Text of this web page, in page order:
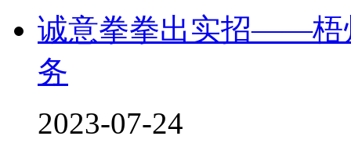
诚意拳拳出实招——梧
务
2023-07-24